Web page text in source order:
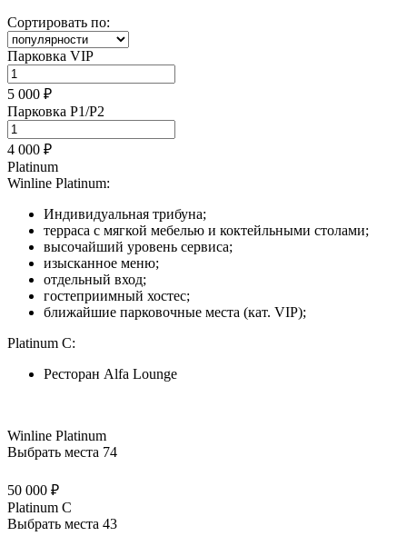
Сортировать по:
Парковка VIP
5 000 ₽
Парковка P1/P2
4 000 ₽
Platinum
Winline Platinum:
Индивидуальная трибуна;
терраса с мягкой мебелью и коктейльными столами;
высочайший уровень сервиса;
изысканное меню;
отдельный вход;
гостеприимный хостес;
ближайшие парковочные места (кат. VIP);
Platinum C:
Ресторан Alfa Lounge
Winline Platinum
Выбрать места 74
50 000 ₽
Platinum C
Выбрать места 43